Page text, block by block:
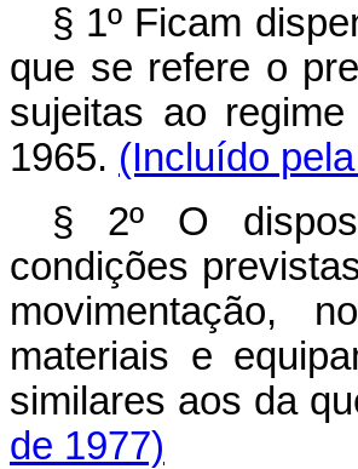
§ 1º Ficam
que se refere o
sujeitas ao
1965. (Incluído
§ 2º O
condições
movimentação,
materiais e
similares aos da
de 1977)